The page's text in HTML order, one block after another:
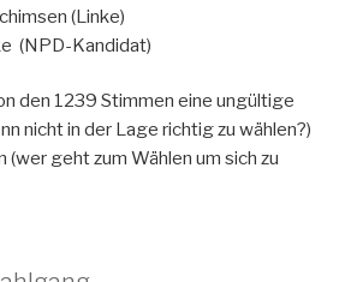
(Linke)
(NPD-Kandidat)
den 1239 Stimmen eine ungültige
nicht in der Lage richtig zu wählen?)
(wer geht zum Wählen um sich zu